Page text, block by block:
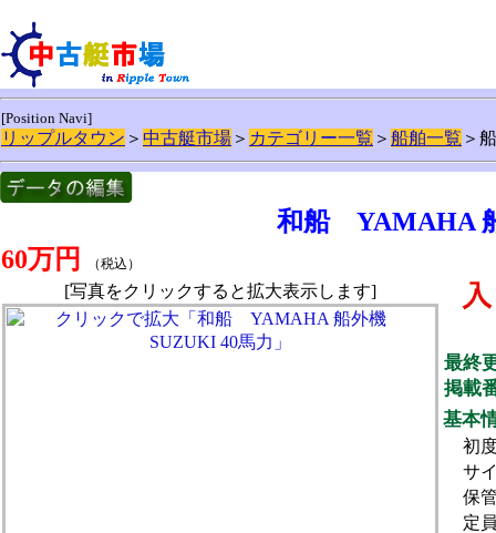
[Position Navi]
リップルタウン ＞ 中古艇市場 ＞ カテゴリー一覧 ＞ 船舶一覧 ＞
和船 YAMAHA
60万円
（税込）
最終
掲載
基本
初
サ
保
定
[写真をクリックすると拡大表示します]